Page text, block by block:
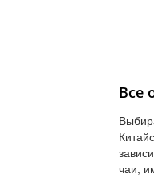
Все
чаи,